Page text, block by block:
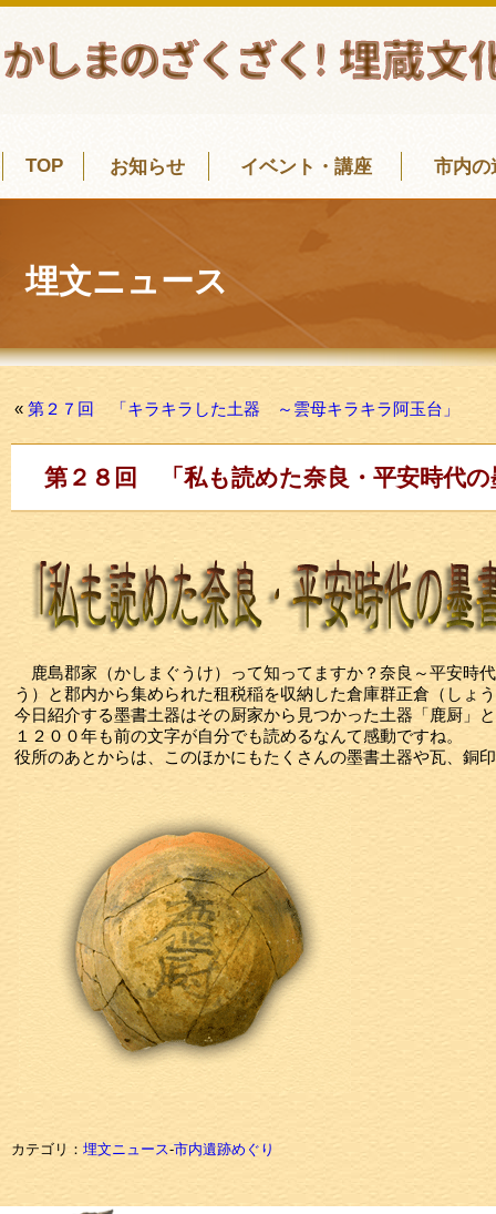
TOP お知らせ イベント・講座 市内の
埋文ニュース
« 第２７回 「キラキラした土器 ～雲母キラキラ阿玉台」
第２８回 「私も読めた奈良・平安時代の
鹿島郡家（かしまぐうけ）って知ってますか？奈良～平安時
う）と郡内から集められた租税稲を収納した倉庫群正倉（しょ
今日紹介する墨書土器はその厨家から見つかった土器「鹿厨」
１２００年も前の文字が自分でも読めるなんて感動ですね。
役所のあとからは、このほかにもたくさんの墨書土器や瓦、銅
カテゴリ： 埋文ニュース-市内遺跡めぐり